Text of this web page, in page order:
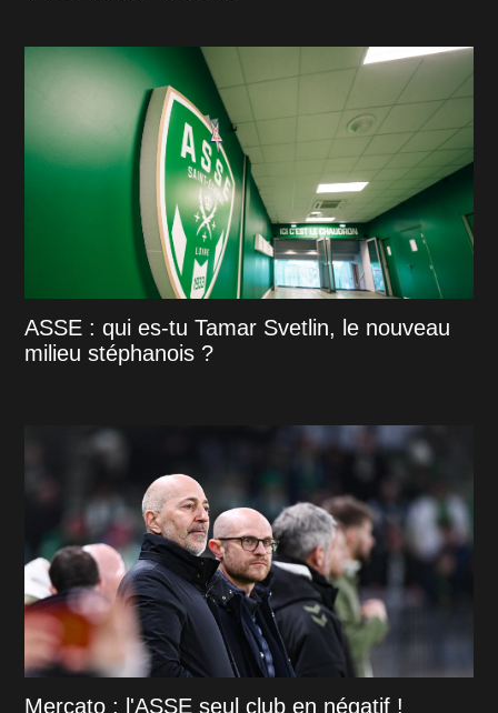
ASSE : qui es-tu Tamar Svetlin, le nouveau
milieu stéphanois ?
Mercato : l'ASSE seul club en négatif !